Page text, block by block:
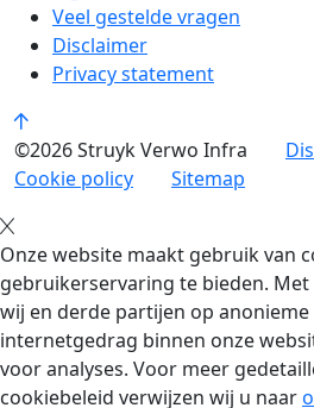
Veel gestelde vragen
Disclaimer
Privacy statement
©2026 Struyk Verwo Infra
Cookie policy
Sitemap
Onze website maakt gebruik van
gebruikerservaring te bieden.
wij en derde partijen op anonieme
internetgedrag binnen onze
voor analyses. Voor meer
cookiebeleid verwijzen wij u naar